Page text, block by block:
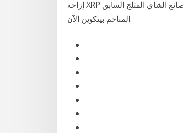
إزاحة XRP المحمومة إلى نمو مستقبلي؟ صانع الشاي المثلج السابق Blockchain طويل هو شراء عمال
المناجم بيتكوين الآن.